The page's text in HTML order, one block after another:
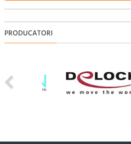
PRODUCATORI